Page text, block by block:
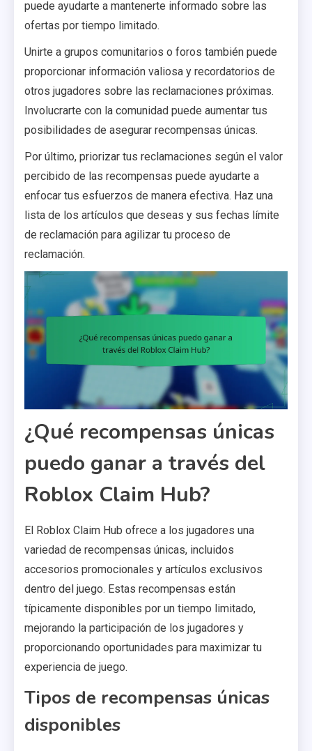
puede ayudarte a mantenerte informado sobre las
ofertas por tiempo limitado.
Unirte a grupos comunitarios o foros también puede
proporcionar información valiosa y recordatorios de
otros jugadores sobre las reclamaciones próximas.
Involucrarte con la comunidad puede aumentar tus
posibilidades de asegurar recompensas únicas.
Por último, priorizar tus reclamaciones según el valor
percibido de las recompensas puede ayudarte a
enfocar tus esfuerzos de manera efectiva. Haz una
lista de los artículos que deseas y sus fechas límite
de reclamación para agilizar tu proceso de
reclamación.
¿Qué recompensas únicas
puedo ganar a través del
Roblox Claim Hub?
El Roblox Claim Hub ofrece a los jugadores una
variedad de recompensas únicas, incluidos
accesorios promocionales y artículos exclusivos
dentro del juego. Estas recompensas están
típicamente disponibles por un tiempo limitado,
mejorando la participación de los jugadores y
proporcionando oportunidades para maximizar tu
experiencia de juego.
Tipos de recompensas únicas
disponibles